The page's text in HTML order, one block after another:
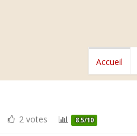
Accueil
2 votes 8.5/10